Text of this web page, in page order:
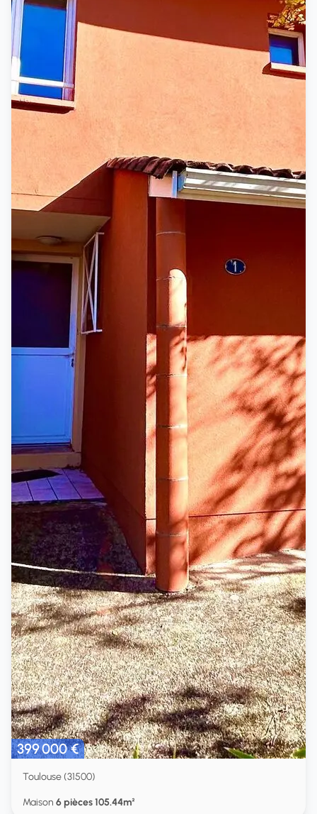
399 000 €
Toulouse (31500)
Maison 6 pièces 105.44m²